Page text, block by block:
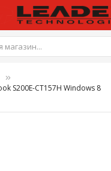
S200E-CT157H Windows 8